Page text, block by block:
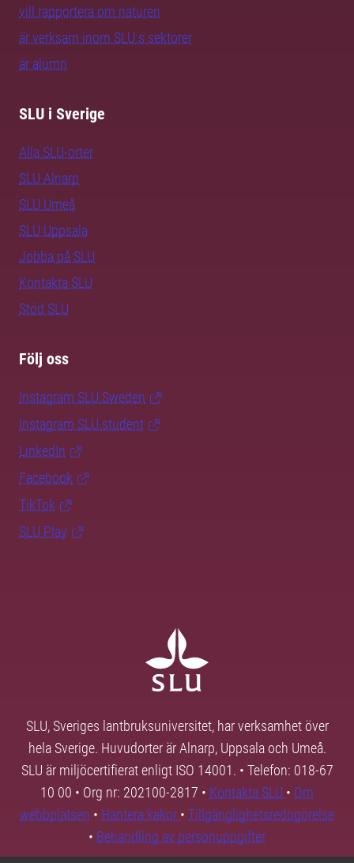
vill rapportera om naturen
är verksam inom SLU:s sektorer
är alumn
SLU i Sverige
Alla SLU-orter
SLU Alnarp
SLU Umeå
SLU Uppsala
Jobba på SLU
Kontakta SLU
Stöd SLU
Följ oss
Instagram SLU.Sweden
Instagram SLU.student
LinkedIn
Facebook
TikTok
SLU Play
SLU, Sveriges lantbruksuniversitet, har verksamhet över
hela Sverige. Huvudorter är Alnarp, Uppsala och Umeå.
SLU är miljöcertifierat enligt ISO 14001. • Telefon: 018-67
10 00 • Org nr: 202100-2817 • Kontakta SLU • Om
webbplatsen • Hantera kakor • Tillgänglighetsredogörelse
• Behandling av personuppgifter